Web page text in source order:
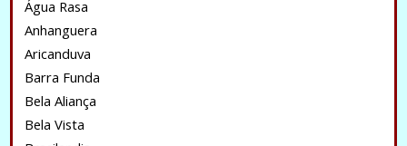
Água Rasa
Anhanguera
Aricanduva
Barra Funda
Bela Aliança
Bela Vista